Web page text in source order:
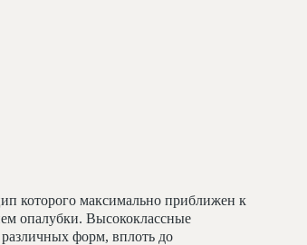
которого максимально приближен к
опалубки. Высококлассные
форм, вплоть до